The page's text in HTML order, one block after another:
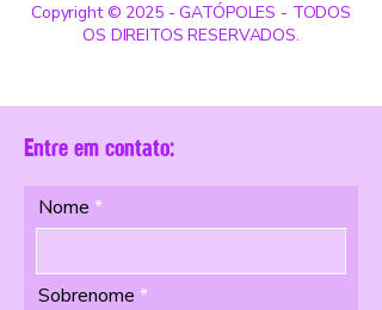
Copyright © 2025 - GATÓPOLES - TODOS
OS DIREITOS RESERVADOS.
Entre em contato:
Nome
Sobrenome